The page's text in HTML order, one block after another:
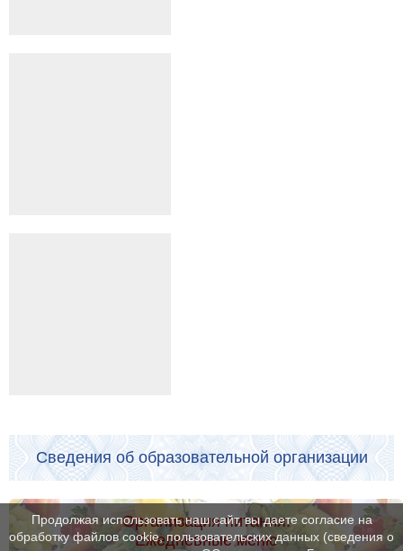
Сведения об образовательной организации
Организация питания.
Ежедневные меню
Продолжая использовать наш сайт, вы даете согласие на
обработку файлов cookie, пользовательских данных (сведения о